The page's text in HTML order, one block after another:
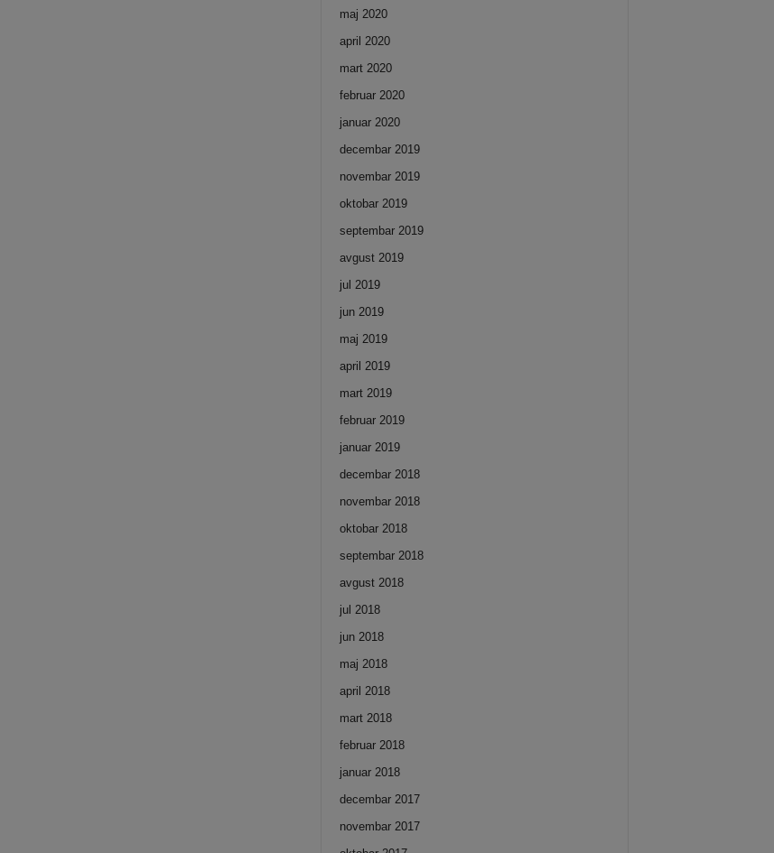
maj 2020
april 2020
mart 2020
februar 2020
januar 2020
decembar 2019
novembar 2019
oktobar 2019
septembar 2019
avgust 2019
jul 2019
jun 2019
maj 2019
april 2019
mart 2019
februar 2019
januar 2019
decembar 2018
novembar 2018
oktobar 2018
septembar 2018
avgust 2018
jul 2018
jun 2018
maj 2018
april 2018
mart 2018
februar 2018
januar 2018
decembar 2017
novembar 2017